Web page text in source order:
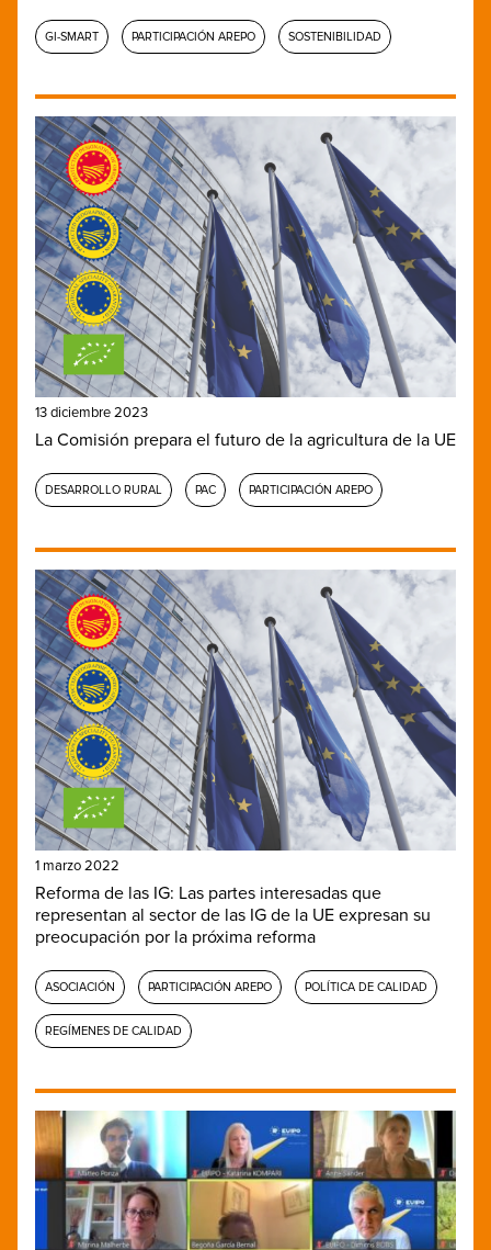
GI-SMART PARTICIPACIÓN AREPO SOSTENIBILIDAD
13 diciembre 2023
La Comisión prepara el futuro de la agricultura de la UE
DESARROLLO RURAL PAC PARTICIPACIÓN AREPO
1 marzo 2022
Reforma de las IG: Las partes interesadas que
representan al sector de las IG de la UE expresan su
preocupación por la próxima reforma
ASOCIACIÓN PARTICIPACIÓN AREPO POLÍTICA DE CALIDAD
REGÍMENES DE CALIDAD